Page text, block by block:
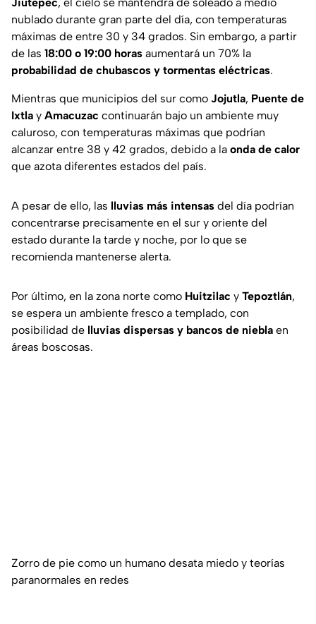
nublado durante gran parte del día, con temperaturas
máximas de entre 30 y 34 grados. Sin embargo, a partir
de las 18:00 o 19:00 horas aumentará un 70% la
probabilidad de chubascos y tormentas eléctricas.
Mientras que municipios del sur como Jojutla, Puente de
Ixtla y Amacuzac continuarán bajo un ambiente muy
caluroso, con temperaturas máximas que podrían
alcanzar entre 38 y 42 grados, debido a la onda de calor
que azota diferentes estados del país.
A pesar de ello, las lluvias más intensas del día podrían
concentrarse precisamente en el sur y oriente del
estado durante la tarde y noche, por lo que se
recomienda mantenerse alerta.
Por último, en la zona norte como Huitzilac y Tepoztlán,
se espera un ambiente fresco a templado, con
posibilidad de lluvias dispersas y bancos de niebla en
áreas boscosas.
Zorro de pie como un humano desata miedo y teorías
paranormales en redes